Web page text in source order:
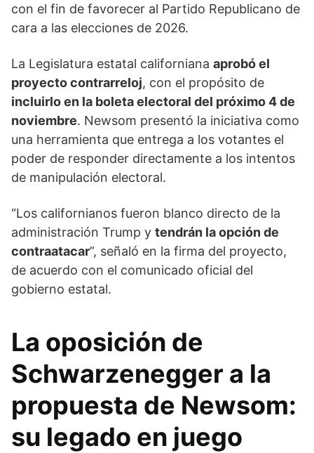
con el fin de favorecer al Partido Republicano de
cara a las elecciones de 2026.
La Legislatura estatal californiana aprobó el
proyecto contrarreloj, con el propósito de
incluirlo en la boleta electoral del próximo 4 de
noviembre. Newsom presentó la iniciativa como
una herramienta que entrega a los votantes el
poder de responder directamente a los intentos
de manipulación electoral.
“Los californianos fueron blanco directo de la
administración Trump y tendrán la opción de
contraatacar”, señaló en la firma del proyecto,
de acuerdo con el comunicado oficial del
gobierno estatal.
La oposición de
Schwarzenegger a la
propuesta de Newsom:
su legado en juego